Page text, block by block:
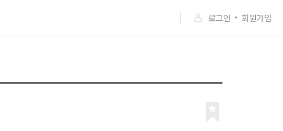
로그인 회원가입